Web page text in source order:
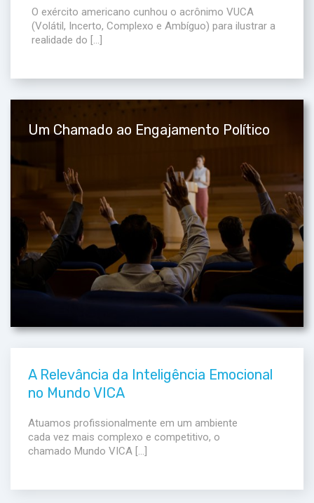
O exército americano cunhou o acrônimo VUCA
(Volátil, Incerto, Complexo e Ambíguo) para ilustrar a
realidade do […]
Um Chamado ao Engajamento Político
A Relevância da Inteligência Emocional
no Mundo VICA
Atuamos profissionalmente em um ambiente
cada vez mais complexo e competitivo, o
chamado Mundo VICA […]